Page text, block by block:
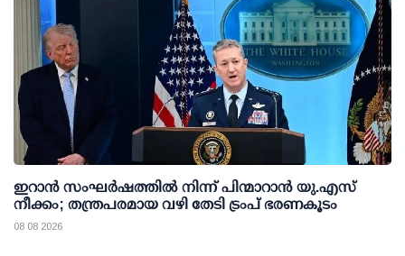
ഇറാന്‍ സംഘര്‍ഷത്തില്‍ നിന്ന് പിന്മാറാന്‍ യു.എസ്
നീക്കം; തന്ത്രപരമായ വഴി തേടി ട്രംപ് ഭരണകൂടം
08 08 2026